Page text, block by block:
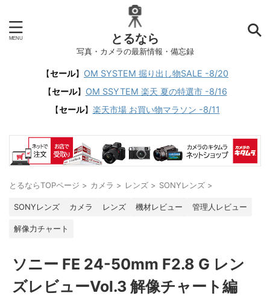
とるなら
写真・カメラの最新情報・備忘録
【セール】 OM SYSTEM 掘り出し物SALE -8/20
【セール】 OM SSYTEM 楽天 夏の特選市 -8/16
【セール】 楽天市場 お買い物マラソン -8/11
とるならTOPページ > カメラ > レンズ > SONYレンズ >
SONYレンズ カメラ レンズ 機材レビュー 管理人レビュー
解像力チャート
ソニー FE 24-50mm F2.8 G レン
ズレビューVol.3 解像チャート編